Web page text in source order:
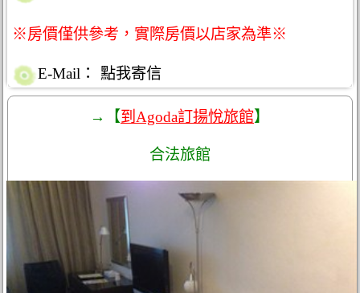
※房價僅供參考，實際房價以店家為準※
E-Mail： 點我寄信
→【到Agoda訂揚悅旅館】
合法旅館